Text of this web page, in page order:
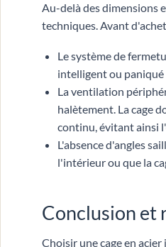
Au-delà des dimensions
techniques. Avant
Le système de
intelligent ou paniqué
La ventilation
halètement. La cage
continu, évitant ainsi
L'absence d'angles
l'intérieur ou que la
Conclusion et
Choisir une cage en